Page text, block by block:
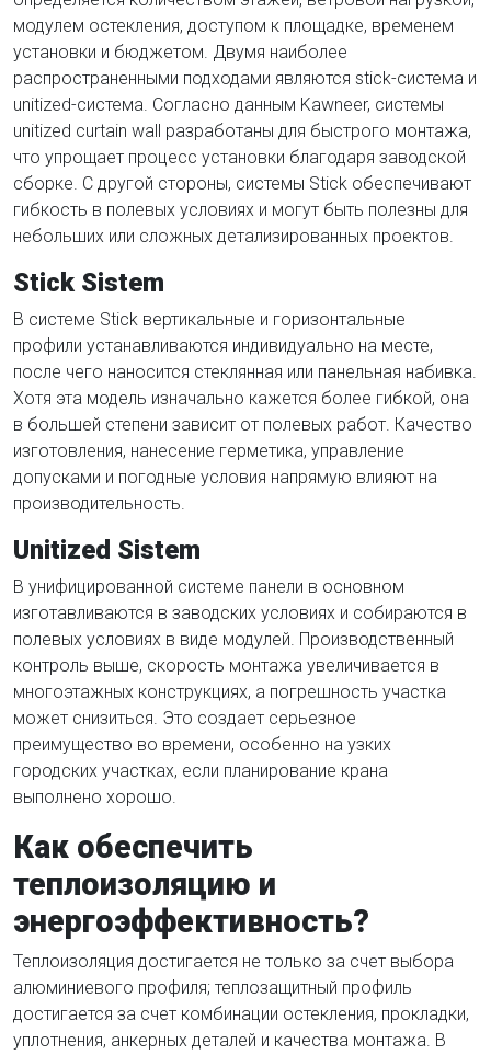
модулем остекления, доступом к площадке, временем
установки и бюджетом. Двумя наиболее
распространенными подходами являются stick-система и
unitized-система. Согласно данным Kawneer, системы
unitized curtain wall разработаны для быстрого монтажа,
что упрощает процесс установки благодаря заводской
сборке. С другой стороны, системы Stick обеспечивают
гибкость в полевых условиях и могут быть полезны для
небольших или сложных детализированных проектов.
Stick Sistem
В системе Stick вертикальные и горизонтальные
профили устанавливаются индивидуально на месте,
после чего наносится стеклянная или панельная набивка.
Хотя эта модель изначально кажется более гибкой, она
в большей степени зависит от полевых работ. Качество
изготовления, нанесение герметика, управление
допусками и погодные условия напрямую влияют на
производительность.
Unitized Sistem
В унифицированной системе панели в основном
изготавливаются в заводских условиях и собираются в
полевых условиях в виде модулей. Производственный
контроль выше, скорость монтажа увеличивается в
многоэтажных конструкциях, а погрешность участка
может снизиться. Это создает серьезное
преимущество во времени, особенно на узких
городских участках, если планирование крана
выполнено хорошо.
Как обеспечить
теплоизоляцию и
энергоэффективность?
Теплоизоляция достигается не только за счет выбора
алюминиевого профиля; теплозащитный профиль
достигается за счет комбинации остекления, прокладки,
уплотнения, анкерных деталей и качества монтажа. В